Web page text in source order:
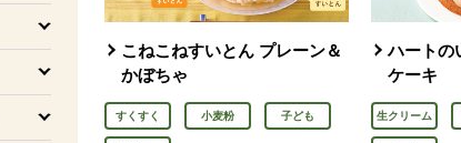
こねこねすいとん プレーン＆
かぼちゃ
すくすく 小麦粉 子ども
ハートの
ケーキ
生クリーム